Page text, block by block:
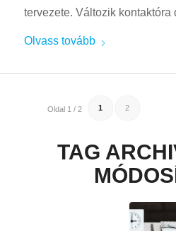
tervezete. Változik kontaktóra
Olvass tovább
Oldal 1 / 2 1 2
TAG